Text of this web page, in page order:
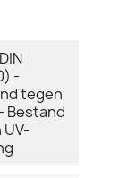
-
tegen
Bestand